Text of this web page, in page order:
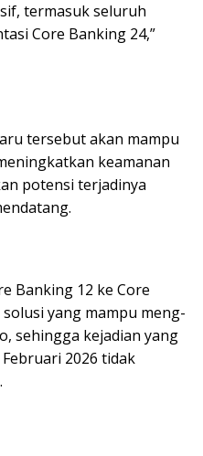
termasuk seluruh
Core Banking 24,”
tersebut akan mampu
keamanan
potensi terjadinya
Banking 12 ke Core
yang mampu meng-
sehingga kejadian yang
2026 tidak